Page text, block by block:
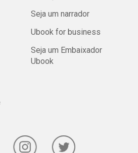
Seja um narrador
Ubook for business
Seja um Embaixador
Ubook